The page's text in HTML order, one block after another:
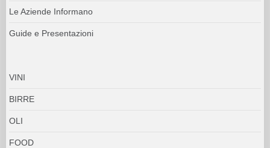
Le Aziende Informano
Guide e Presentazioni
VINI
BIRRE
OLI
FOOD